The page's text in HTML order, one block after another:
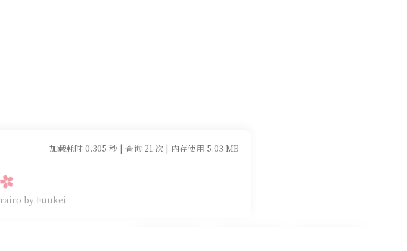
加载耗时 0.305 秒 | 查询 21 次 | 内存使用 5.03 MB
by Fuukei